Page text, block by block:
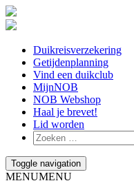
Duikreisverzekering
Getijdenplanning
Vind een duikclub
MijnNOB
NOB Webshop
Haal je brevet!
Lid worden
Toggle navigation
MENUMENU